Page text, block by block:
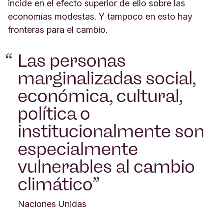
incide en el efecto superior de ello sobre las
economías modestas. Y tampoco en esto hay
fronteras para el cambio.
Las personas
marginalizadas social,
económica, cultural,
política o
institucionalmente son
especialmente
vulnerables al cambio
climático
Naciones Unidas